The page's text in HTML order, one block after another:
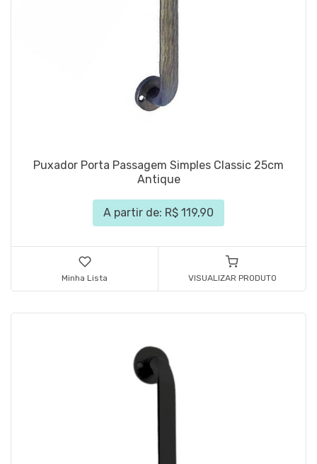
Puxador Porta Passagem Simples Classic 25cm
Antique
A partir de: R$ 119,90
Minha Lista VISUALIZAR PRODUTO